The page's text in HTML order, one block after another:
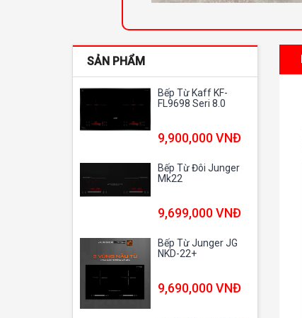
SẢN PHẨM
Bếp Từ Kaff KF-
FL9698 Seri 8.0
9,900,000 VNĐ
Bếp Từ Đôi Junger
Mk22
9,699,000 VNĐ
Bếp Từ Junger JG
NKD-22+
9,690,000 VNĐ